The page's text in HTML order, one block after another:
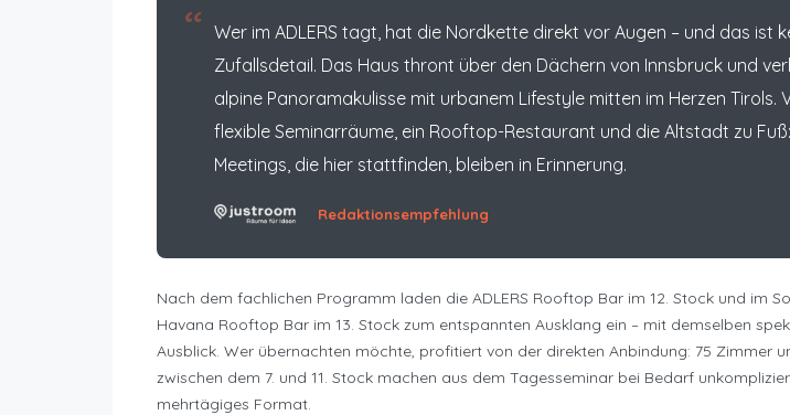
“ Wer im ADLERS tagt, hat die Nordkette direkt vor Augen – und das ist
Zufallsdetail. Das Haus thront über den Dächern von Innsbruck und
alpine Panoramakulisse mit urbanem Lifestyle mitten im Herzen Tirols.
flexible Seminarräume, ein Rooftop-Restaurant und die Altstadt zu Fuß:
Meetings, die hier stattfinden, bleiben in Erinnerung.
Redaktionsempfehlung
Nach dem fachlichen Programm laden die ADLERS Rooftop Bar im 12. Stock und im
Havana Rooftop Bar im 13. Stock zum entspannten Ausklang ein – mit demselben
Ausblick. Wer übernachten möchte, profitiert von der direkten Anbindung: 75 Zimmer
zwischen dem 7. und 11. Stock machen aus dem Tagesseminar bei Bedarf
mehrtägiges Format.